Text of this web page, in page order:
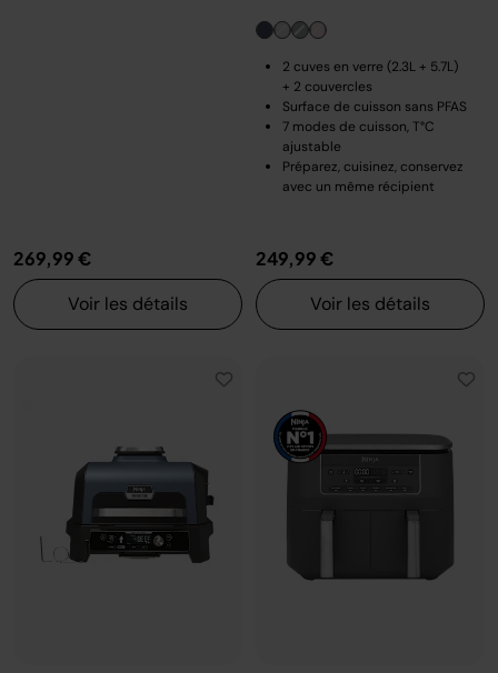
269,99 €
Voir les détails
2 cuves en verre (2.3L + 5.7L)
+ 2 couvercles
Surface de cuisson sans PFAS
7 modes de cuisson, T°C
ajustable
Préparez, cuisinez, conservez
avec un même récipient
249,99 €
Voir les détails